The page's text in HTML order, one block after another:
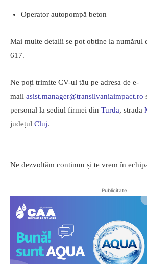
Operator autopompă beton
Mai multe detalii se pot obține la numărul
617.
Ne poți trimite CV-ul tău pe adresa de e-
mail asist.manager@transilvaniaimpact.ro
personal la sediul firmei din Turda, strada
județul Cluj.
Ne dezvoltăm continuu și te vrem în
Publicitate